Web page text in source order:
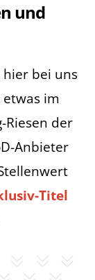
und
hier bei uns
im
Riesen der
Anbieter
Titel